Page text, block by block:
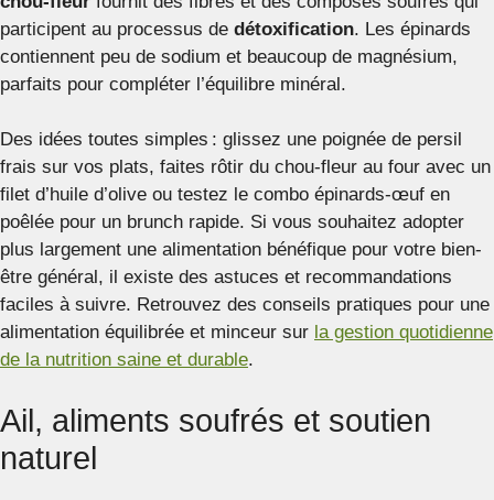
participent au processus de détoxification. Les épinards
contiennent peu de sodium et beaucoup de magnésium,
parfaits pour compléter l’équilibre minéral.
Des idées toutes simples : glissez une poignée de persil
frais sur vos plats, faites rôtir du chou-fleur au four avec un
filet d’huile d’olive ou testez le combo épinards-œuf en
poêlée pour un brunch rapide. Si vous souhaitez adopter
plus largement une alimentation bénéfique pour votre bien-
être général, il existe des astuces et recommandations
faciles à suivre. Retrouvez des conseils pratiques pour une
alimentation équilibrée et minceur sur la gestion quotidienne
de la nutrition saine et durable.
Ail, aliments soufrés et soutien
naturel